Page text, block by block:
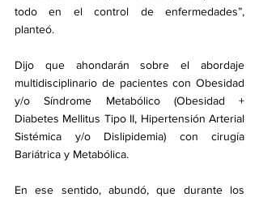
todo en el control de enfermedades”,
planteó.
Dijo que ahondarán sobre el abordaje
multidisciplinario de pacientes con Obesidad
y/o Síndrome Metabólico (Obesidad +
Diabetes Mellitus Tipo II, Hipertensión Arterial
Sistémica y/o Dislipidemia) con cirugía
Bariátrica y Metabólica.
En ese sentido, abundó, que durante los